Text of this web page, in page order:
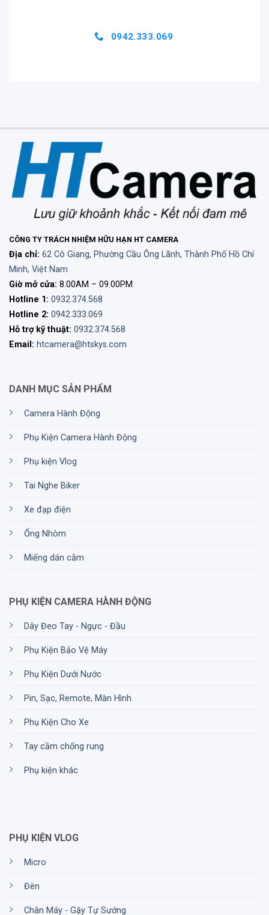
0942.333.069
CÔNG TY TRÁCH NHIỆM HỮU HẠN HT CAMERA
Địa chỉ: 62 Cô Giang, Phường Cầu Ông Lãnh, Thành Phố Hồ Chí
Minh, Việt Nam
Giờ mở cửa: 8.00AM – 09.00PM
Hotline 1: 0932.374.568
Hotline 2: 0942.333.069
Hỗ trợ kỹ thuật: 0932.374.568
Email: htcamera@htskys.com
DANH MỤC SẢN PHẨM
Camera Hành Động
Phụ Kiện Camera Hành Động
Phụ kiện Vlog
Tai Nghe Biker
Xe đạp điện
Ống Nhòm
Miếng dán cằm
PHỤ KIỆN CAMERA HÀNH ĐỘNG
Dây Đeo Tay - Ngực - Đầu
Phụ Kiện Bảo Vệ Máy
Phụ Kiện Dưới Nước
Pin, Sạc, Remote, Màn Hình
Phụ Kiện Cho Xe
Tay cầm chống rung
Phụ kiện khác
PHỤ KIỆN VLOG
Micro
Đèn
Chân Máy - Gậy Tự Sướng